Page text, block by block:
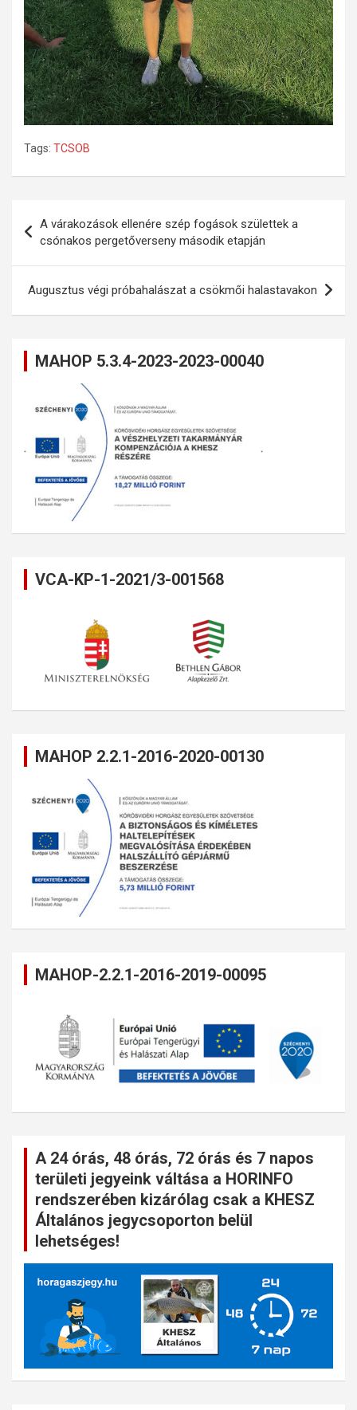
Tags: TCSOB
navigáció
A várakozások ellenére szép fogások születtek a
csónakos pergetőverseny második etapján
Augusztus végi próbahalászat a csökmői halastavakon
MAHOP 5.3.4-2023-2023-00040
VCA-KP-1-2021/3-001568
MAHOP 2.2.1-2016-2020-00130
MAHOP-2.2.1-2016-2019-00095
A 24 órás, 48 órás, 72 órás és 7 napos
területi jegyeink váltása a HORINFO
rendszerében kizárólag csak a KHESZ
Általános jegycsoporton belül
lehetséges!